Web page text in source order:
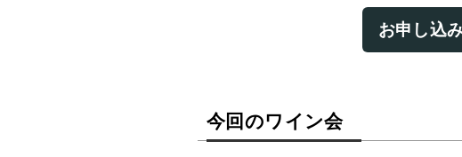
お申し込
今回のワイン会